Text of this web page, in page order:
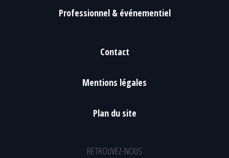
Professionnel & événementiel
Contact
Mentions légales
Plan du site
RETROUVEZ-NOUS